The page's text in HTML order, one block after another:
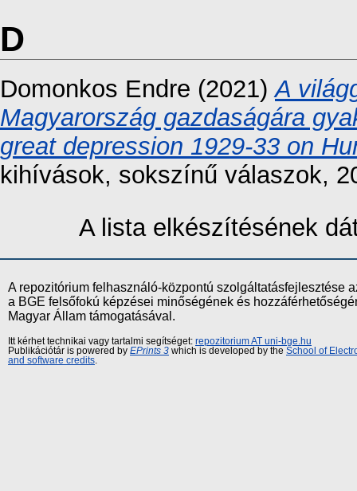
D
Domonkos Endre (2021)A
Magyarország gazdaságára
great depression 1929-33 on
kihívások, sokszínű válaszok,
A lista elkészítésének
A repozitórium felhasználó-központú szolgáltatásfejlesztése
a BGE felsőfokú képzései minőségének és
Magyar Állam támogatásával.
Itt kérhet technikai vagy tartalmi segítséget: repozitorium AT uni-bge.hu
Publikációtár is powered by EPrints 3 which is developed by the School of
and software credits